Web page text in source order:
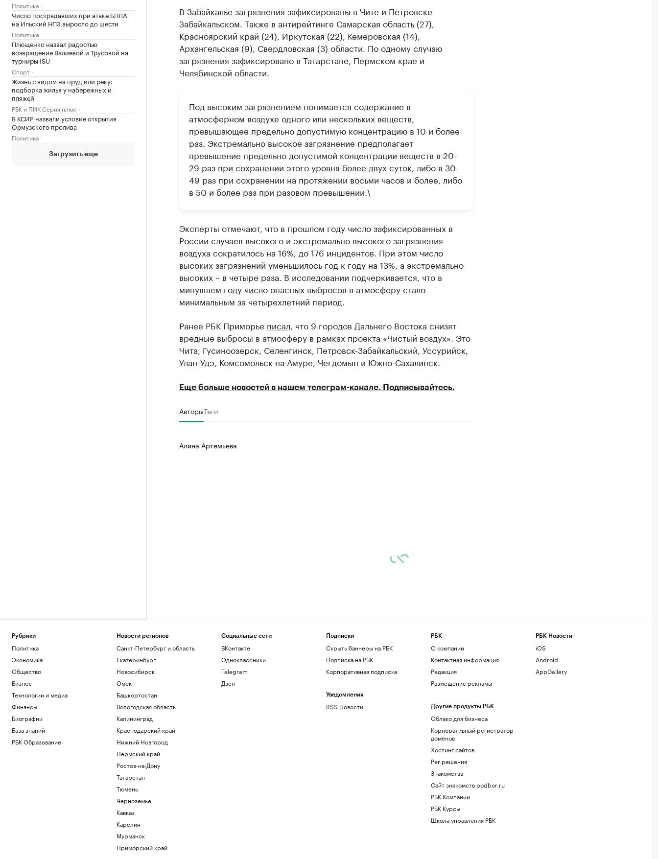
Политика
Число пострадавших при атаке БПЛА
на Ильский НПЗ выросло до шести
Политика
Плющенко назвал радостью
возвращение Валиевой и Трусовой на
турниры ISU
Спорт
Жизнь с видом на пруд или реку:
подборка жилья у набережных и
пляжей
РБК и ПИК Серия плюс
В КСИР назвали условие открытия
Ормузского пролива
Политика
Загрузить еще
В Забайкалье загрязнения зафиксированы в Чите и Петровске-
Забайкальском. Также в антирейтинге Самарская область (27),
Красноярский край (24), Иркутская (22), Кемеровская (14),
Архангельская (9), Свердловская (3) области. По одному случаю
загрязнения зафиксировано в Татарстане, Пермском крае и
Челябинской области.
Под высоким загрязнением понимается содержание в
атмосферном воздухе одного или нескольких веществ,
превышающее предельно допустимую концентрацию в 10 и более
раз. Экстремально высокое загрязнение предполагает
превышение предельно допустимой концентрации веществ в 20-
29 раз при сохранении этого уровня более двух суток, либо в 30-
49 раз при сохранении на протяжении восьми часов и более, либо
в 50 и более раз при разовом превышении.\
Эксперты отмечают, что в прошлом году число зафиксированных в
России случаев высокого и экстремально высокого загрязнения
воздуха сократилось на 16%, до 176 инцидентов. При этом число
высоких загрязнений уменьшилось год к году на 13%, а экстремально
высоких – в четыре раза. В исследовании подчеркивается, что в
минувшем году число опасных выбросов в атмосферу стало
минимальным за четырехлетний период.
Ранее РБК Приморье писал , что 9 городов Дальнего Востока снизят
вредные выбросы в атмосферу в рамках проекта «Чистый воздух». Это
Чита, Гусиноозерск, Селенгинск, Петровск-Забайкальский, Уссурийск,
Улан-Удэ, Комсомольск-на-Амуре, Чегдомын и Южно-Сахалинск.
Еще больше новостей в нашем телеграм-канале. Подписывайтесь.
АвторыТеги
Алина Артемьева
Рубрики
Политика
Экономика
Общество
Бизнес
Технологии и медиа
Финансы
Биографии
База знаний
РБК Образование
Новости регионов
Санкт-Петербург и область
Екатеринбург
Новосибирск
Омск
Башкортостан
Вологодская область
Калининград
Краснодарский край
Нижний Новгород
Пермский край
Ростов-на-Дону
Татарстан
Тюмень
Черноземье
Кавказ
Карелия
Мурманск
Приморский край
Социальные сети
ВКонтакте
Одноклассники
Telegram
Дзен
Подписки
Скрыть баннеры на РБК
Подписка на РБК
Корпоративная подписка
Уведомления
RSS Новости
РБК
О компании
Контактная информация
Редакция
Размещение рекламы
Другие продукты РБК
Облако для бизнеса
Корпоративный регистратор
доменов
Хостинг сайтов
Рег.решения
Знакомства
Сайт знакомств podbor.ru
РБК Компании
РБК Курсы
Школа управления РБК
РБК Новости
iOS
Android
AppGallery